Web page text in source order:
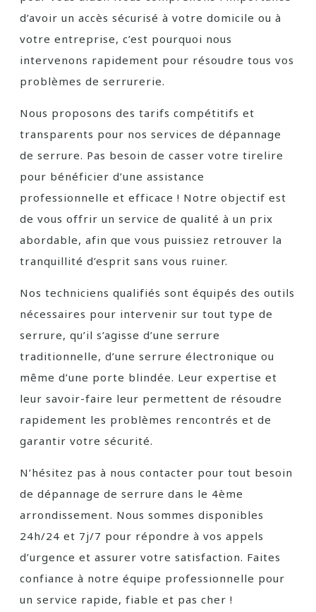
d’avoir un accès sécurisé à votre domicile ou à
votre entreprise, c’est pourquoi nous
intervenons rapidement pour résoudre tous vos
problèmes de serrurerie.
Nous proposons des tarifs compétitifs et
transparents pour nos services de dépannage
de serrure. Pas besoin de casser votre tirelire
pour bénéficier d’une assistance
professionnelle et efficace ! Notre objectif est
de vous offrir un service de qualité à un prix
abordable, afin que vous puissiez retrouver la
tranquillité d’esprit sans vous ruiner.
Nos techniciens qualifiés sont équipés des outils
nécessaires pour intervenir sur tout type de
serrure, qu’il s’agisse d’une serrure
traditionnelle, d’une serrure électronique ou
même d’une porte blindée. Leur expertise et
leur savoir-faire leur permettent de résoudre
rapidement les problèmes rencontrés et de
garantir votre sécurité.
N’hésitez pas à nous contacter pour tout besoin
de dépannage de serrure dans le 4ème
arrondissement. Nous sommes disponibles
24h/24 et 7j/7 pour répondre à vos appels
d’urgence et assurer votre satisfaction. Faites
confiance à notre équipe professionnelle pour
un service rapide, fiable et pas cher !